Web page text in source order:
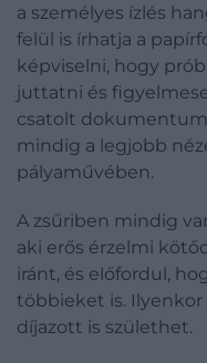
a személyes ízlés
felül is írhatja a
képviselni, hogy
juttatni és
csatolt
mindig a legjobb
pályaművében.
A zsűriben mindig
aki erős érzelmi
iránt, és előfordul,
többieket is. Ilyenkor
díjazott is születhet.